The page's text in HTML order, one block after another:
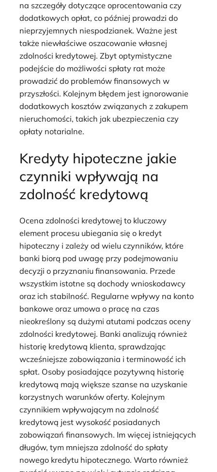
na szczegóły dotyczące oprocentowania czy
dodatkowych opłat, co później prowadzi do
nieprzyjemnych niespodzianek. Ważne jest
także niewłaściwe oszacowanie własnej
zdolności kredytowej. Zbyt optymistyczne
podejście do możliwości spłaty rat może
prowadzić do problemów finansowych w
przyszłości. Kolejnym błędem jest ignorowanie
dodatkowych kosztów związanych z zakupem
nieruchomości, takich jak ubezpieczenia czy
opłaty notarialne.
Kredyty hipoteczne jakie
czynniki wpływają na
zdolność kredytową
Ocena zdolności kredytowej to kluczowy
element procesu ubiegania się o kredyt
hipoteczny i zależy od wielu czynników, które
banki biorą pod uwagę przy podejmowaniu
decyzji o przyznaniu finansowania. Przede
wszystkim istotne są dochody wnioskodawcy
oraz ich stabilność. Regularne wpływy na konto
bankowe oraz umowa o pracę na czas
nieokreślony są dużymi atutami podczas oceny
zdolności kredytowej. Banki analizują również
historię kredytową klienta, sprawdzając
wcześniejsze zobowiązania i terminowość ich
spłat. Osoby posiadające pozytywną historię
kredytową mają większe szanse na uzyskanie
korzystnych warunków oferty. Kolejnym
czynnikiem wpływającym na zdolność
kredytową jest wysokość posiadanych
zobowiązań finansowych. Im więcej istniejących
długów, tym mniejsza zdolność do spłaty
nowego kredytu hipotecznego. Warto również